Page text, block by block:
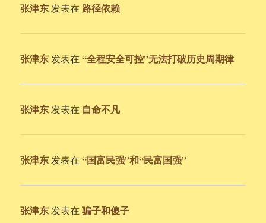
张津东 发表在 路径依赖
张津东 发表在“全程安全可控”无法打破历史周期律
张津东 发表在 自命不凡
张津东 发表在“国富民强”和“民富国强”
张津东 发表在骗子和傻子